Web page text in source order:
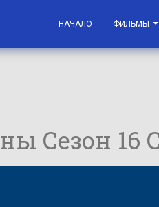
НАЧАЛО ФИЛЬМЫ
Сезон 16